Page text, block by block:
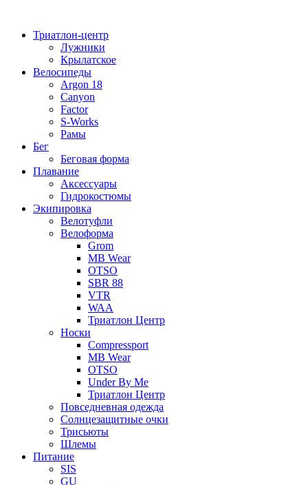
содержимому
Триатлон-центр
Лужники
Крылатское
Велосипеды
Argon 18
Canyon
Factor
S-Works
Рамы
Бег
Беговая форма
Плавание
Аксессуары
Гидрокостюмы
Экипировка
Велотуфли
Велоформа
Grom
MB Wear
OTSO
SBR 88
VTR
WAA
Триатлон Центр
Носки
Compressport
MB Wear
OTSO
Under By Me
Триатлон Центр
Повседневная одежда
Солнцезащитные очки
Трисьюты
Шлемы
Питание
SIS
GU